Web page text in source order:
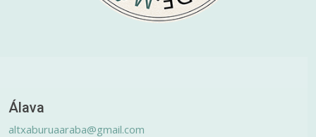
Álava
altxaburuaaraba@gmail.com